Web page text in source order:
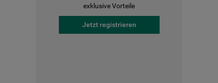
exklusive Vorteile
Jetzt registrieren